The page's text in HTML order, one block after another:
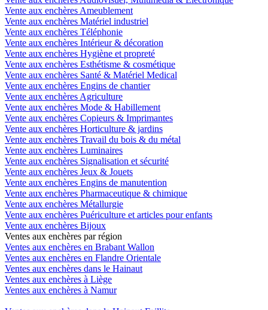
Vente aux enchères Ameublement
Vente aux enchères Matériel industriel
Vente aux enchères Téléphonie
Vente aux enchères Intérieur & décoration
Vente aux enchères Hygiène et propreté
Vente aux enchères Esthétisme & cosmétique
Vente aux enchères Santé & Matériel Medical
Vente aux enchères Engins de chantier
Vente aux enchères Agriculture
Vente aux enchères Mode & Habillement
Vente aux enchères Copieurs & Imprimantes
Vente aux enchères Horticulture & jardins
Vente aux enchères Travail du bois & du métal
Vente aux enchères Luminaires
Vente aux enchères Signalisation et sécurité
Vente aux enchères Jeux & Jouets
Vente aux enchères Engins de manutention
Vente aux enchères Pharmaceutique & chimique
Vente aux enchères Métallurgie
Vente aux enchères Puériculture et articles pour enfants
Vente aux enchères Bijoux
Ventes aux enchères par région
Ventes aux enchères en Brabant Wallon
Ventes aux enchères en Flandre Orientale
Ventes aux enchères dans le Hainaut
Ventes aux enchères à Liège
Ventes aux enchères à Namur